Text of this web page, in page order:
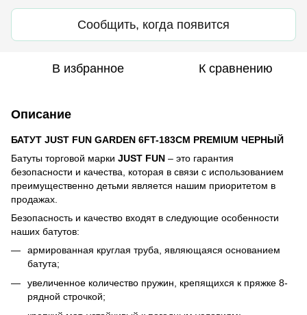
Сообщить, когда появится
В избранное К сравнению
Описание
БАТУТ JUST FUN GARDEN 6FT-183CM PREMIUM ЧЕРНЫЙ
Батуты торговой марки JUST FUN – это гарантия
безопасности и качества, которая в связи с использованием
преимущественно детьми является нашим приоритетом в
продажах.
Безопасность и качество входят в следующие особенности
наших батутов:
армированная круглая труба, являющаяся основанием
батута;
увеличенное количество пружин, крепящихся к пряжке 8-
рядной строчкой;